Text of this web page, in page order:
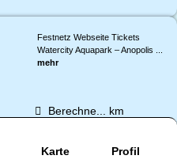
Festnetz Webseite Tickets
Watercity Aquapark – Anopolis ...
mehr
Berechne... km
Karte Profil
© 2026by Kreta Insider